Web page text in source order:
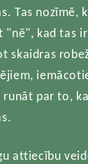
Tas nozīmē,
"nē", kad tas
skaidras
runāt par to,
attiecību